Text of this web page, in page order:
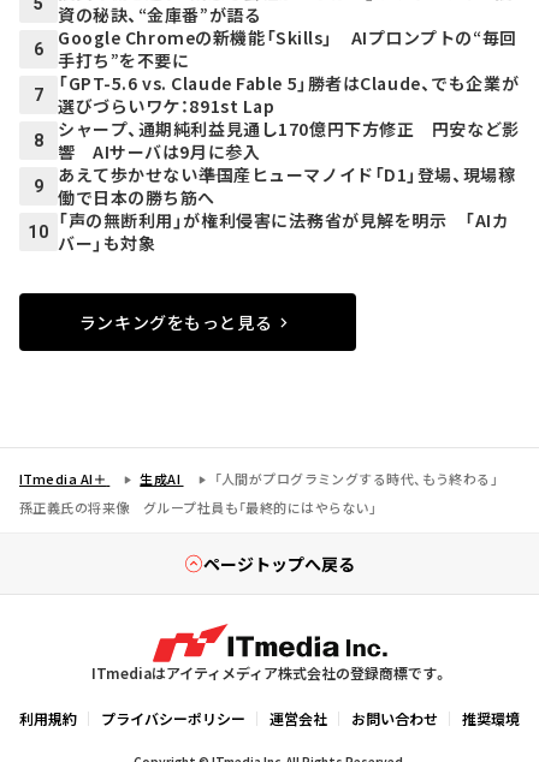
資の秘訣、“金庫番”が語る
6
Google Chromeの新機能「Skills」 AIプロンプトの“毎回
手打ち”を不要に
7
「GPT-5.6 vs. Claude Fable 5」勝者はClaude、でも企業が
選びづらいワケ：891st Lap
8
シャープ、通期純利益見通し170億円下方修正 円安など影
響 AIサーバは9月に参入
9
あえて歩かせない――準国産ヒューマノイド「D1」登場、現場稼
働で日本の勝ち筋へ
10
「声の無断利用」が権利侵害に――法務省が見解を明示 「AIカ
バー」も対象
ランキングをもっと見る
ITmedia AI＋ 生成AI
「人間がプログラミングする時代、もう終わる」
孫正義氏の将来像 グループ社員も「最終的にはやらない」
ページトップへ戻る
ITmediaはアイティメディア株式会社の登録商標です。
利用規約 プライバシーポリシー 運営会社 お問い合わせ 推奨環境